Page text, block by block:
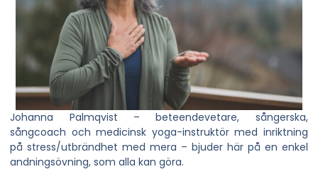
Johanna Palmqvist – beteendevetare, sångerska,
sångcoach och medicinsk yoga-instruktör med inriktning
på stress/utbrändhet med mera – bjuder här på en enkel
andningsövning, som alla kan göra.